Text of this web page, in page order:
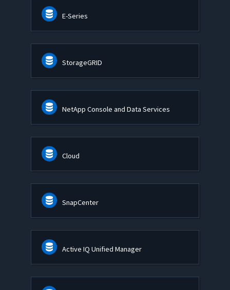
E-Series
StorageGRID
NetApp Console and Data Services
Cloud
SnapCenter
Active IQ Unified Manager